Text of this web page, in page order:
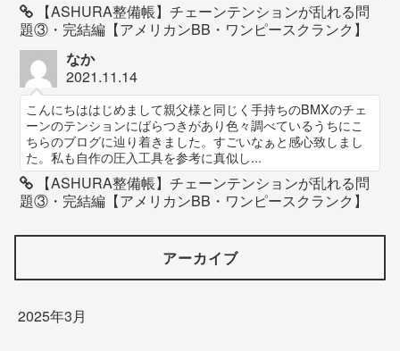
【ASHURA整備帳】チェーンテンションが乱れる問
題③・完結編【アメリカンBB・ワンピースクランク】
なか
2021.11.14
こんにちははじめまして親父様と同じく手持ちのBMXのチェ
ーンのテンションにばらつきがあり色々調べているうちにこ
ちらのブログに辿り着きました。すごいなぁと感心致しまし
た。私も自作の圧入工具を参考に真似し...
【ASHURA整備帳】チェーンテンションが乱れる問
題③・完結編【アメリカンBB・ワンピースクランク】
アーカイブ
2025年3月